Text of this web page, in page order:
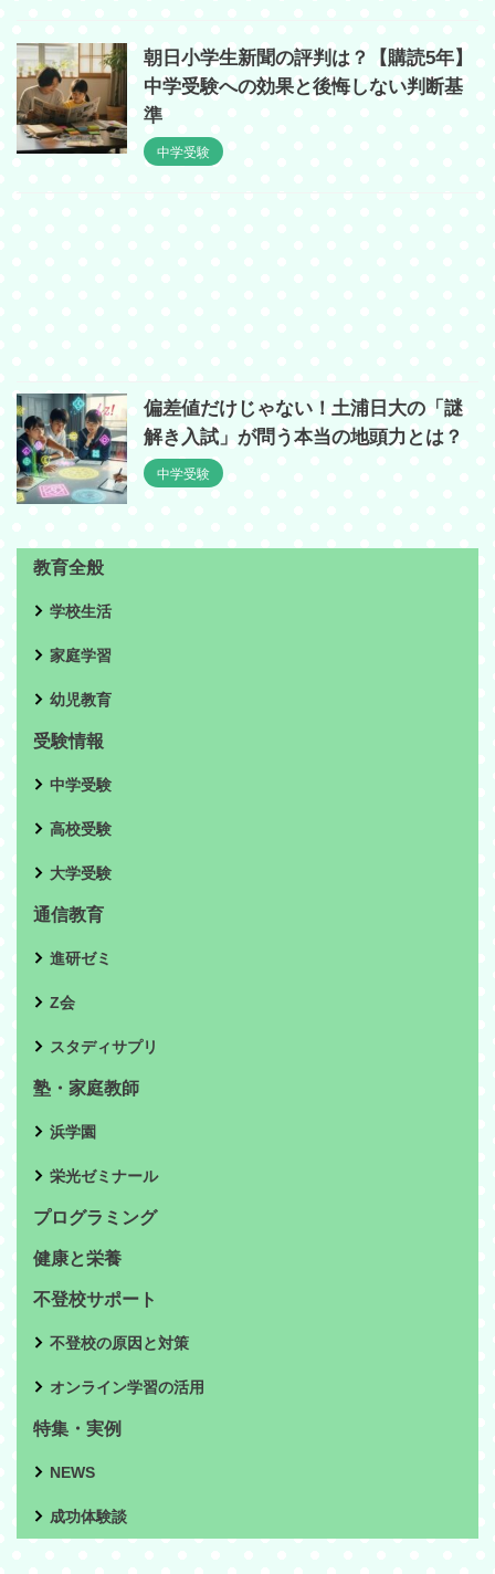
朝日小学生新聞の評判は？【購読5年】
中学受験への効果と後悔しない判断基
準
中学受験
偏差値だけじゃない！土浦日大の「謎
解き入試」が問う本当の地頭力とは？
中学受験
教育全般
学校生活
家庭学習
幼児教育
受験情報
中学受験
高校受験
大学受験
通信教育
進研ゼミ
Z会
スタディサプリ
塾・家庭教師
浜学園
栄光ゼミナール
プログラミング
健康と栄養
不登校サポート
不登校の原因と対策
オンライン学習の活用
特集・実例
NEWS
成功体験談